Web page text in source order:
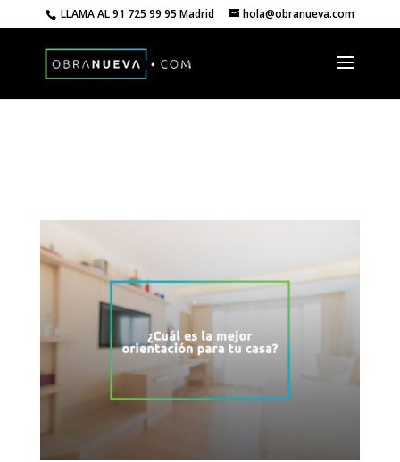
LLAMA AL91 725 99 95 Madrid hola@obranueva.com